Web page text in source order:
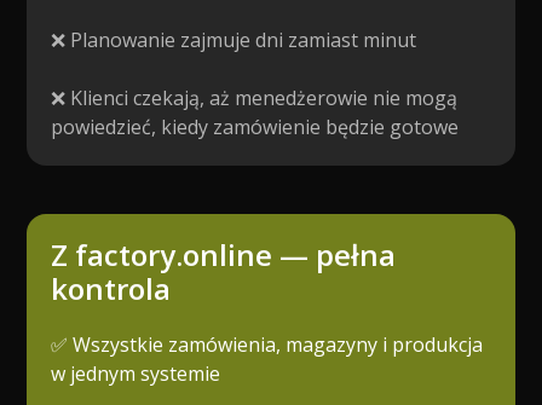
❌ Planowanie zajmuje dni zamiast minut
❌ Klienci czekają, aż menedżerowie nie mogą
powiedzieć, kiedy zamówienie będzie gotowe
Z factory.online — pełna
kontrola
✅ Wszystkie zamówienia, magazyny i produkcja
w jednym systemie